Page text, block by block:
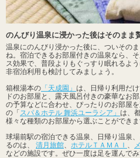
のんびり温泉に浸かった後はそのまま
温泉にのんびり浸かった後に、ついその
ね。宿泊できるお部屋付きの温泉なら、
ス効果で、普段よりもぐっすり眠れるよ
非宿泊利用も検討してみましょう。
箱根湯本の 「天成園」 は、日帰り利用だ
ドのお部屋と、露天風呂付きの豪華なお
の予算などに合わせ、ぴったりのお部屋
の「 スパ＆ホテル 舞浜ユーラシア」 は、
様々な種類のお部屋から選ぶことができま
球場前駅の宿泊できる温泉、日帰り温泉
るのは、 清月旅館、 ホテルＴＡＭＡＩ 、
などの施設です。ぜひ一度は足を運んでみ